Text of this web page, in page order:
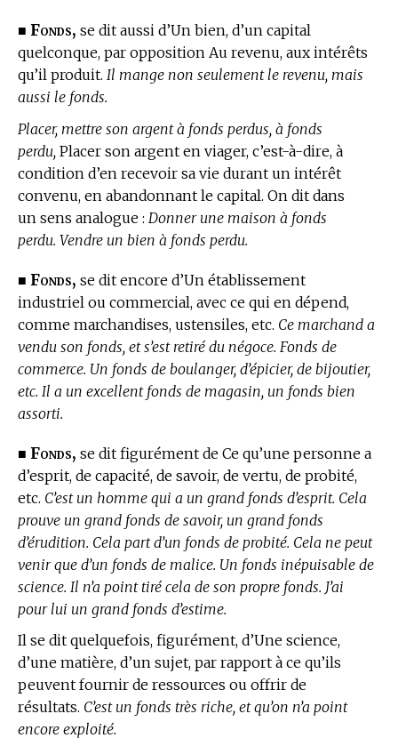
■ Fonds, se dit aussi d’Un bien, d’un capital
quelconque, par opposition Au revenu, aux intérêts
qu’il produit. Il mange non seulement le revenu, mais
aussi le fonds.
Placer, mettre son argent à fonds perdus, à fonds
perdu, Placer son argent en viager, c’est-à-dire, à
condition d’en recevoir sa vie durant un intérêt
convenu, en abandonnant le capital. On dit dans
un sens analogue : Donner une maison à fonds
perdu. Vendre un bien à fonds perdu.
■ Fonds, se dit encore d’Un établissement
industriel ou commercial, avec ce qui en dépend,
comme marchandises, ustensiles, etc. Ce marchand a
vendu son fonds, et s’est retiré du négoce. Fonds de
commerce. Un fonds de boulanger, d’épicier, de bijoutier,
etc. Il a un excellent fonds de magasin, un fonds bien
assorti.
■ Fonds, se dit figurément de Ce qu’une personne a
d’esprit, de capacité, de savoir, de vertu, de probité,
etc. C’est un homme qui a un grand fonds d’esprit. Cela
prouve un grand fonds de savoir, un grand fonds
d’érudition. Cela part d’un fonds de probité. Cela ne peut
venir que d’un fonds de malice. Un fonds inépuisable de
science. Il n’a point tiré cela de son propre fonds. J’ai
pour lui un grand fonds d’estime.
Il se dit quelquefois, figurément, d’Une science,
d’une matière, d’un sujet, par rapport à ce qu’ils
peuvent fournir de ressources ou offrir de
résultats. C’est un fonds très riche, et qu’on n’a point
encore exploité.